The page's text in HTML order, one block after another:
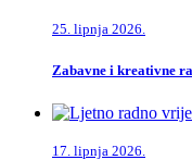
25. lipnja 2026.
Zabavne i kreativne
17. lipnja 2026.